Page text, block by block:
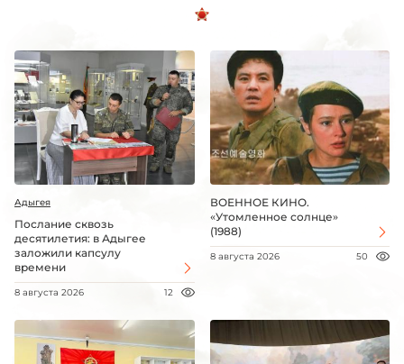
Адыгея
Послание сквозь
десятилетия: в Адыгее
заложили капсулу
времени
8 августа 2026 12
ВОЕННОЕ КИНО.
«Утомленное солнце»
(1988)
8 августа 2026 50